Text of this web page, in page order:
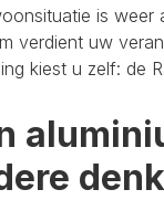
is weer
verdient uw
kiest u zelf: de